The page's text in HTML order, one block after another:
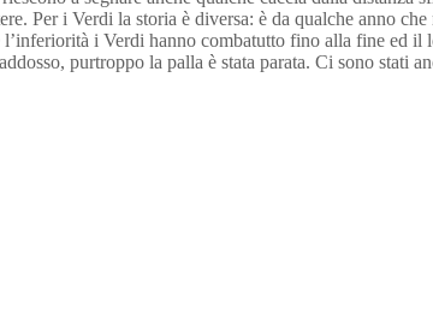
Per i Verdi la storia è diversa: è da qualche anno
i Verdi hanno combatutto fino alla fine ed
purtroppo la palla è stata parata. Ci sono stati